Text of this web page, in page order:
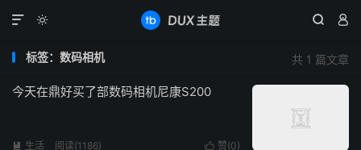
  

共 1 篇文章
标签：数码相机
今天在鼎好买了部数码相机尼康S200
 赞(0)
 生活 阅读(1186)